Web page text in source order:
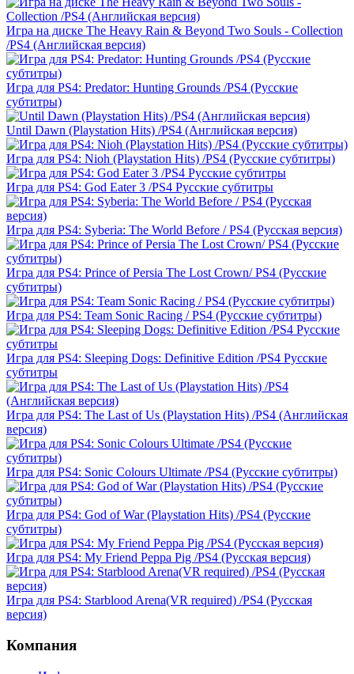
Игра на диске The Heavy Rain & Beyond Two Souls - Collection
/PS4 (Английская версия)
Игра для PS4: Predator: Hunting Grounds /PS4 (Русские
субтитры)
Until Dawn (Playstation Hits) /PS4 (Английская версия)
Игра для PS4: Nioh (Playstation Hits) /PS4 (Русские субтитры)
Игра для PS4: God Eater 3 /PS4 Русские субтитры
Игра для PS4: Syberia: The World Before / PS4 (Русская версия)
Игра для PS4: Prince of Persia The Lost Crown/ PS4 (Русские
субтитры)
Игра для PS4: Team Sonic Racing / PS4 (Русские субтитры)
Игра для PS4: Sleeping Dogs: Definitive Edition /PS4 Русские
субтитры
Игра для PS4: The Last of Us (Playstation Hits) /PS4 (Английская
версия)
Игра для PS4: Sonic Colours Ultimate /PS4 (Русские субтитры)
Игра для PS4: God of War (Playstation Hits) /PS4 (Русские
субтитры)
Игра для PS4: My Friend Peppa Pig /PS4 (Русская версия)
Игра для PS4: Starblood Arena(VR required) /PS4 (Русская
версия)
Компания